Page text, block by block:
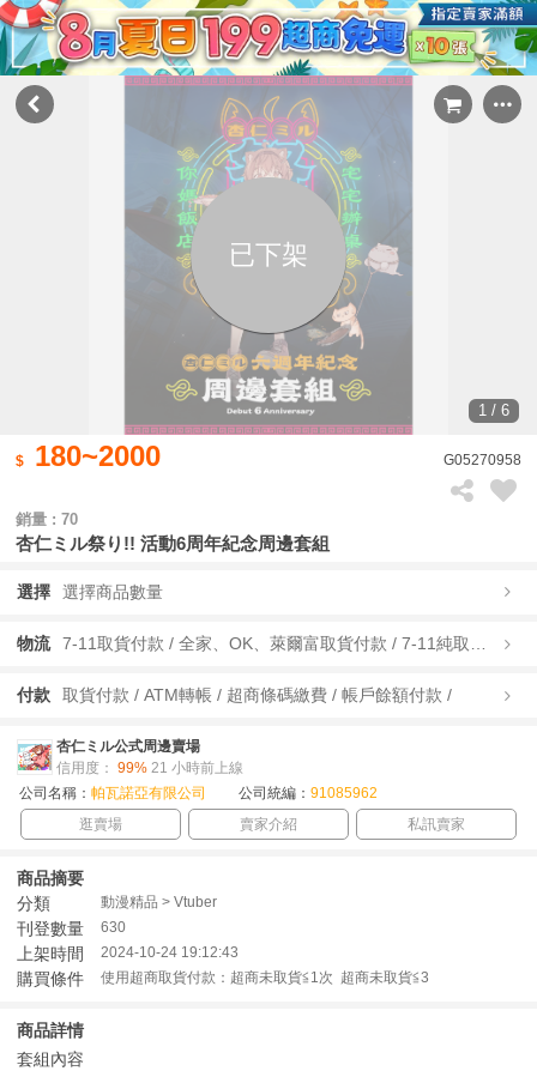
已下架
1 / 6
180~2000 G05270958
銷量 : 70
杏仁ミル祭り!! 活動6周年紀念周邊套組
選擇 選擇商品數量
物流
付款 取貨付款 / ATM轉帳 / 超商條碼繳費 / 帳戶餘額付款 /
杏仁ミル公式周邊賣場
信用度： 99% 21 小時前上線
公司名稱： 帕瓦諾亞有限公司 公司統編： 91085962
逛賣場
賣家介紹 私訊賣家
商品摘要
分類
動漫精品 > Vtuber
刊登數量 630
上架時間 2024-10-24 19:12:43
購買條件 使用超商取貨付款：超商未取貨≦1次 超商未取貨≦3
商品詳情
套組內容